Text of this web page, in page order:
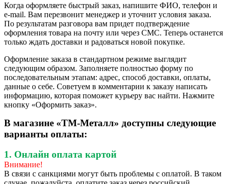
Когда оформляете быстрый заказ, напишите ФИО, телефон и
e-mail. Вам перезвонит менеджер и уточнит условия заказа.
По результатам разговора вам придет подтверждение
оформления товара на почту или через СМС. Теперь останется
только ждать доставки и радоваться новой покупке.
Оформление заказа в стандартном режиме выглядит
следующим образом. Заполняете полностью форму по
последовательным этапам: адрес, способ доставки, оплаты,
данные о себе. Советуем в комментарии к заказу написать
информацию, которая поможет курьеру вас найти. Нажмите
кнопку «Оформить заказ».
В магазине «ТМ-Металл» доступны следующие
варианты оплаты:
1. Онлайн оплата картой
Внимание!
В связи с санкциями могут быть проблемы с оплатой. В таком